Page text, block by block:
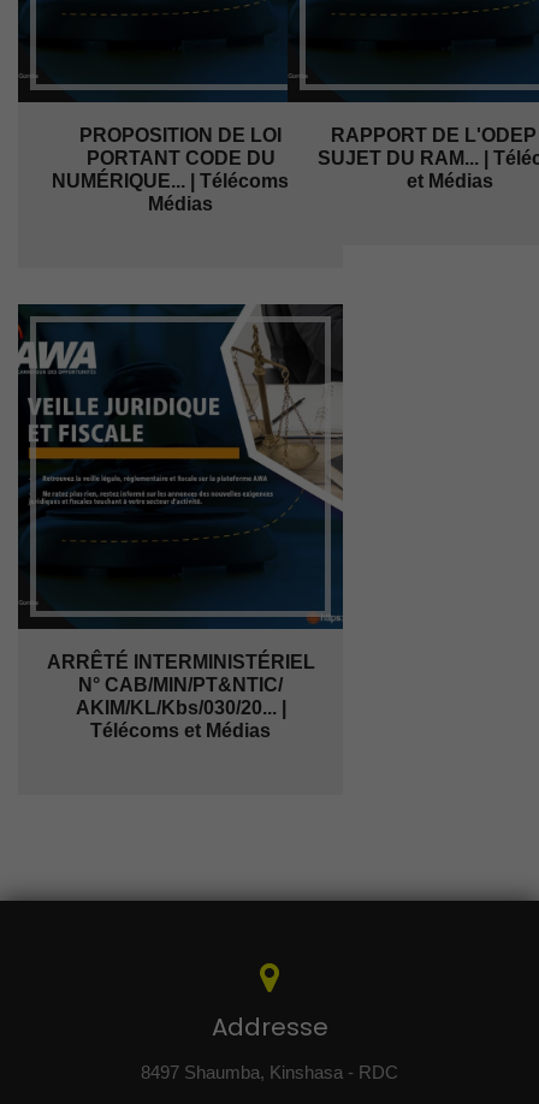
PROPOSITION DE LOI
PORTANT CODE DU
NUMÉRIQUE... | Télécoms et
Médias
RAPPORT DE
SUJET DU RAM... |
et Médias
ARRÊTÉ INTERMINISTÉRIEL
N° CAB/MIN/PT&NTIC/
AKIM/KL/Kbs/030/20... |
Télécoms et Médias
Addresse
8497 Shaumba, Kinshasa - RDC